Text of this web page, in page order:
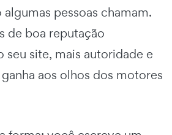
pessoas chamam.
de boa reputação
seu site, mais autoridade e
aos olhos dos motores